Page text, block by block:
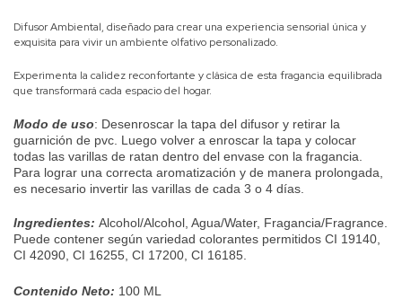
Difusor Ambiental, diseñado para crear una experiencia sensorial única y
exquisita para vivir un ambiente olfativo personalizado.
Experimenta la calidez reconfortante y clásica de esta fragancia equilibrada
que transformará cada espacio del hogar.
Modo de uso: Desenroscar la tapa del difusor y retirar la
guarnición de pvc. Luego volver a enroscar la tapa y colocar
todas las varillas de ratan dentro del envase con la fragancia.
Para lograr una correcta aromatización y de manera prolongada,
es necesario invertir las varillas de cada 3 o 4 días.
Ingredientes: Alcohol/Alcohol, Agua/Water, Fragancia/Fragrance.
Puede contener según variedad colorantes permitidos CI 19140,
CI 42090, CI 16255, CI 17200, CI 16185.
Contenido Neto: 100 ML